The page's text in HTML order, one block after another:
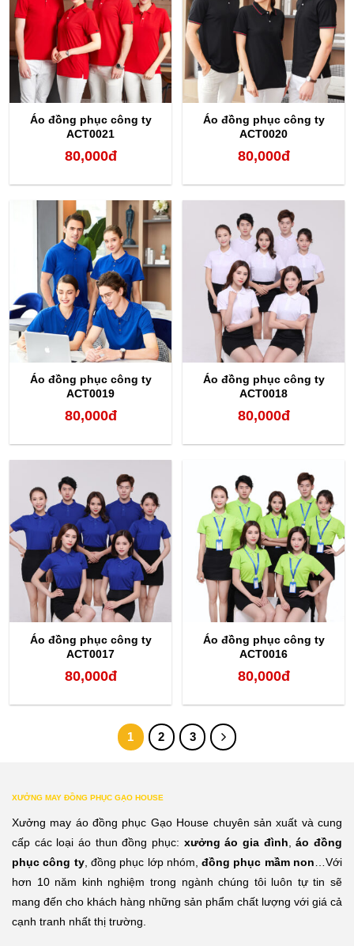
Áo đồng phục công ty
ACT0021
80,000đ
Áo đồng phục công ty
ACT0020
80,000đ
Áo đồng phục công ty
ACT0019
80,000đ
Áo đồng phục công ty
ACT0018
80,000đ
Áo đồng phục công ty
ACT0017
80,000đ
Áo đồng phục công ty
ACT0016
80,000đ
1 2 3
XƯỞNG MAY ĐỒNG PHỤC GẠO HOUSE
Xưởng may áo đồng phục Gạo House chuyên sản xuất và cung
cấp các loại áo thun đồng phục: xưởng áo gia đình ,áo đồng
phục công ty, đồng phục lớp nhóm,đồng phục mầm non …Với
hơn 10 năm kinh nghiệm trong ngành chúng tôi luôn tự tin sẽ
mang đến cho khách hàng những sản phẩm chất lượng với giá cả
cạnh tranh nhất thị trường.